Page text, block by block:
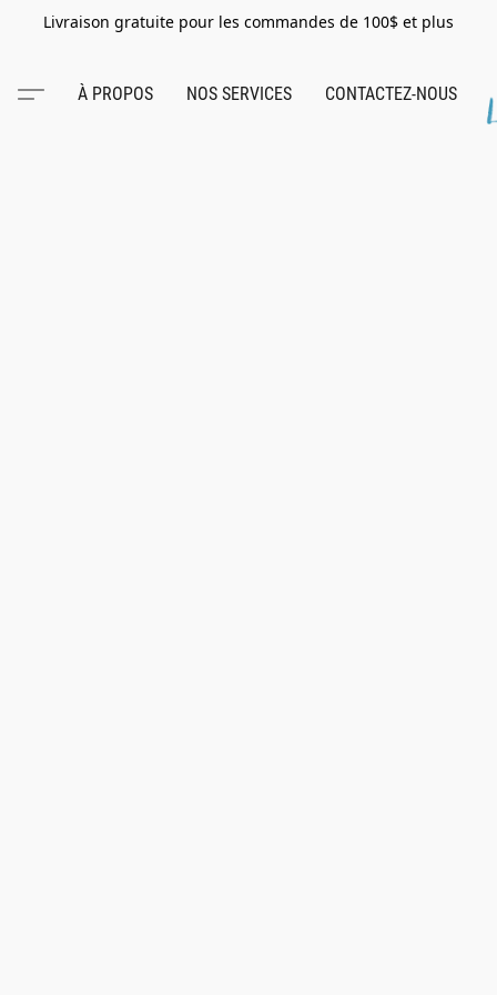
Livraison gratuite pour les commandes de 100$ et plus
À PROPOS NOS SERVICES CONTACTEZ-NOUS